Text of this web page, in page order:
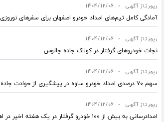
رپورتاژ آگهی •
1404/12/06
آمادگی کامل تیم‌های امداد خودرو اصفهان برای سفرهای نوروزی
رپورتاژ آگهی •
1404/12/06
نجات خودروهای گرفتار در کولاک جاده چالوس
رپورتاژ آگهی •
1404/12/06
سهم ۷۰ درصدی امداد خودرو ساوه در پیشگیری از حوادث جاده‌ای
رپورتاژ آگهی •
1404/12/06
امدادرسانی به بیش از ۱۰۰ خودرو گرفتار در یک هفته اخیر در اهواز